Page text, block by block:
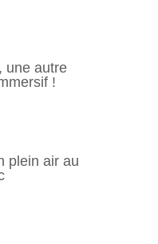
une autre
!
plein air au